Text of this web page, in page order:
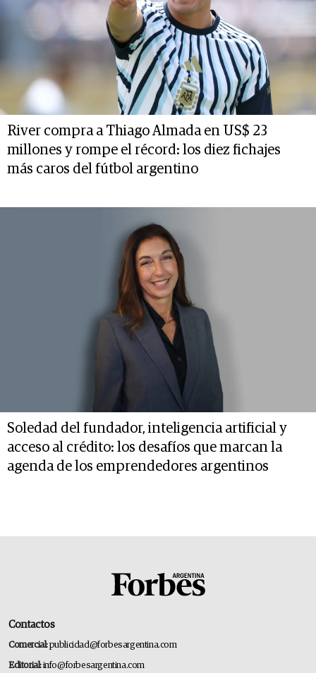
River compra a Thiago Almada en US$ 23
millones y rompe el récord: los diez fichajes
más caros del fútbol argentino
Soledad del fundador, inteligencia artificial y
acceso al crédito: los desafíos que marcan la
agenda de los emprendedores argentinos
Contactos
Comercial:publicidad@forbesargentina.com
Editorial:info@forbesargentina.com